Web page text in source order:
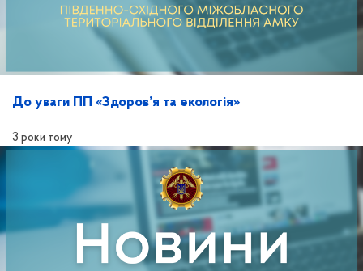
До уваги ПП «Здоров’я та екологія»
3 роки тому